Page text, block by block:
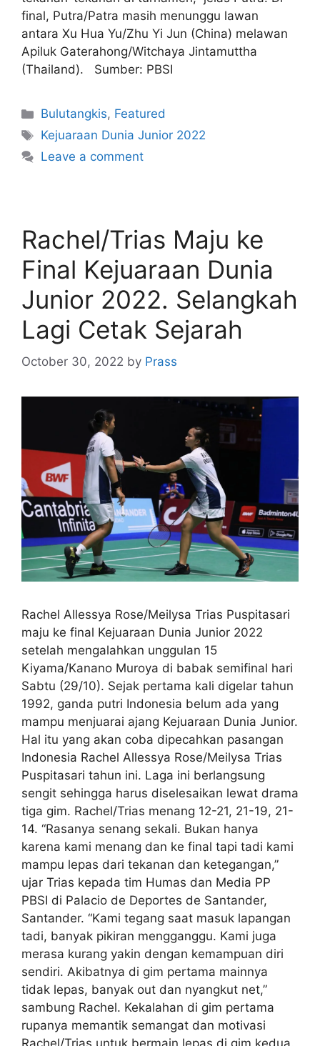
final, Putra/Patra masih menunggu lawan
antara Xu Hua Yu/Zhu Yi Jun (China) melawan
Apiluk Gaterahong/Witchaya Jintamuttha
(Thailand). Sumber: PBSI
Bulutangkis, Featured
Kejuaraan Dunia Junior 2022
Leave a comment
Rachel/Trias Maju ke
Final Kejuaraan Dunia
Junior 2022. Selangkah
Lagi Cetak Sejarah
October 30, 2022 by Prass
Rachel Allessya Rose/Meilysa Trias Puspitasari
maju ke final Kejuaraan Dunia Junior 2022
setelah mengalahkan unggulan 15
Kiyama/Kanano Muroya di babak semifinal hari
Sabtu (29/10). Sejak pertama kali digelar tahun
1992, ganda putri Indonesia belum ada yang
mampu menjuarai ajang Kejuaraan Dunia Junior.
Hal itu yang akan coba dipecahkan pasangan
Indonesia Rachel Allessya Rose/Meilysa Trias
Puspitasari tahun ini. Laga ini berlangsung
sengit sehingga harus diselesaikan lewat drama
tiga gim. Rachel/Trias menang 12-21, 21-19, 21-
14. “Rasanya senang sekali. Bukan hanya
karena kami menang dan ke final tapi tadi kami
mampu lepas dari tekanan dan ketegangan,”
ujar Trias kepada tim Humas dan Media PP
PBSI di Palacio de Deportes de Santander,
Santander. “Kami tegang saat masuk lapangan
tadi, banyak pikiran mengganggu. Kami juga
merasa kurang yakin dengan kemampuan diri
sendiri. Akibatnya di gim pertama mainnya
tidak lepas, banyak out dan nyangkut net,”
sambung Rachel. Kekalahan di gim pertama
rupanya memantik semangat dan motivasi
Rachel/Trias untuk bermain lepas di gim kedua.